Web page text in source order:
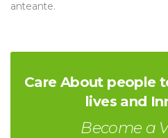
anteante.
Care About people
lives and
Become a